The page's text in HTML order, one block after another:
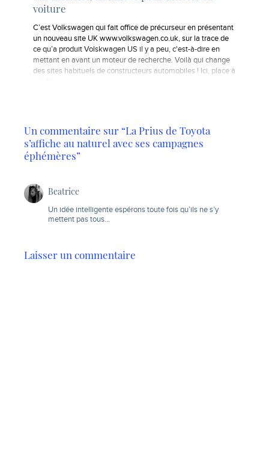
voiture
C’est Volkswagen qui fait office de précurseur en présentant
un nouveau site UK www.volkswagen.co.uk, sur la trace de
ce qu’a produit Volskwagen US il y a peu, c'est-à-dire en
mettant en avant un moteur de recherche. Voilà qui change
des sites habituels de constructeurs automobiles ! Ici, place à
Un commentaire sur “La Prius de Toyota
s’affiche au naturel avec ses campagnes
éphémères”
Beatrice
Un idée intelligente espérons toute fois qu’ils ne s’y
mettent pas tous…
Laisser un commentaire